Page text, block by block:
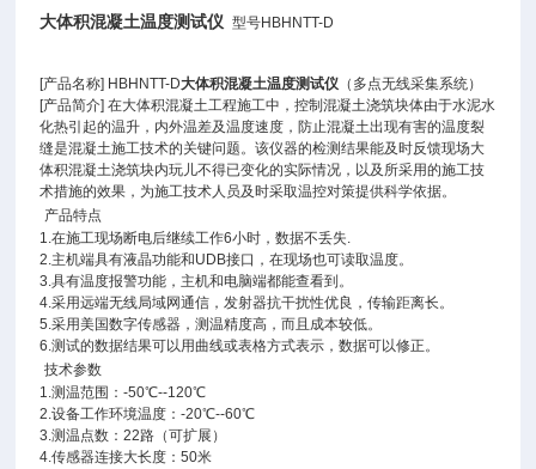
大体积混凝土温度测试仪 型号HBHNTT-D
[产品名称] HBHNTT-D大体积混凝土温度测试仪 （多点无线采集系统）
[产品简介] 在大体积混凝土工程施工中，控制混凝土浇筑块体由于水泥水
化热引起的温升，内外温差及温度速度，防止混凝土出现有害的温度裂
缝是混凝土施工技术的关键问题。该仪器的检测结果能及时反馈现场大
体积混凝土浇筑块内玩儿不得已变化的实际情况，以及所采用的施工技
术措施的效果，为施工技术人员及时采取温控对策提供科学依据。
产品特点
1.在施工现场断电后继续工作6小时，数据不丢失.
2.主机端具有液晶功能和UDB接口，在现场也可读取温度。
3.具有温度报警功能，主机和电脑端都能查看到。
4.采用远端无线局域网通信，发射器抗干扰性优良，传输距离长。
5.采用美国数字传感器，测温精度高，而且成本较低。
6.测试的数据结果可以用曲线或表格方式表示，数据可以修正。
技术参数
1.测温范围：-50℃--120℃
2.设备工作环境温度：-20℃--60℃
3.测温点数：22路（可扩展）
4.传感器连接大长度：50米